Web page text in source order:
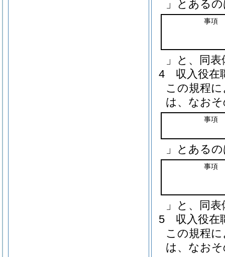
」とある
事項
」と、同
4
収入役在
この規程
は、なお
事項
」とある
事項
」と、同
5
収入役在
この規程
は、なお